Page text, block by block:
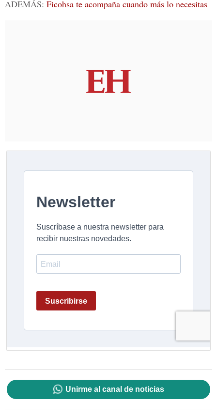
ADEMÁS: Ficohsa te acompaña cuando más lo necesitas
Unirme al canal de noticias